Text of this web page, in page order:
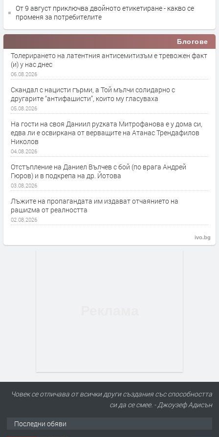
От 9 август приключва двойното етикетиране - какво се
променя за потребителите
Блогове
Толерирането на латентния антисемитизъм е тревожен факт
(и) у нас днес
06.08.2026
Скандал с нацисти гърми, а Той мълчи солидарно с
другарите “антифашисти”, които му гласуваха
05.08.2026
На гости на своя Даниил руzката Митрофанова е у дома си,
едва ли е освиркана от верващите на Атанас Трендафилов
Николов
04.08.2026
Отстъпление на Даниел Вълчев с бой (по врага Андрей
Гюров) и в подкрепа на др. Йотова
03.08.2026
Лъжите на пропагандата им издават отчаянието на
рашиzма от реалността
02.08.2026
ivo.bg
Човек се отличава от всички други създания със способността
си да се смее. - Джоузеф Адисън
Последни обяви